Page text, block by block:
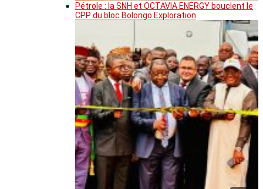
Pétrole : la SNH et OCTAVIA ENERGY bouclent le
CPP du bloc Bolongo Exploration